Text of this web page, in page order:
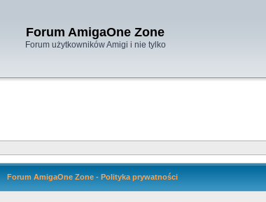
Forum AmigaOne Zone
Forum użytkowników Amigi i nie tylko
Forum AmigaOne Zone - Polityka prywatności